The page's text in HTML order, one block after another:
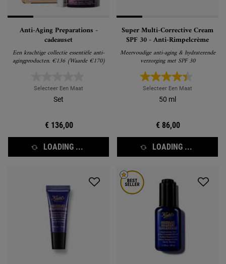
Anti-Aging Preparations -
cadeauset
Een krachtige collectie essentiële anti-
agingproducten. €136 (Waarde €170)
Selecteer Een Maat
Set
€ 136,00
LOADING ...
Super Multi-Corrective Cream
SPF 30 - Anti-Rimpelcrème
Meervoudige anti-aging & hydraterende
verzorging met SPF 30
Selecteer Een Maat
50 ml
€ 86,00
LOADING ...